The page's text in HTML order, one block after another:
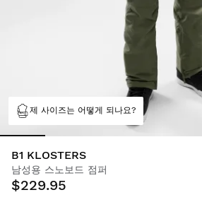
제 사이즈는 어떻게 되나요?
B1 KLOSTERS
남성용 스노보드 점퍼
$229.95